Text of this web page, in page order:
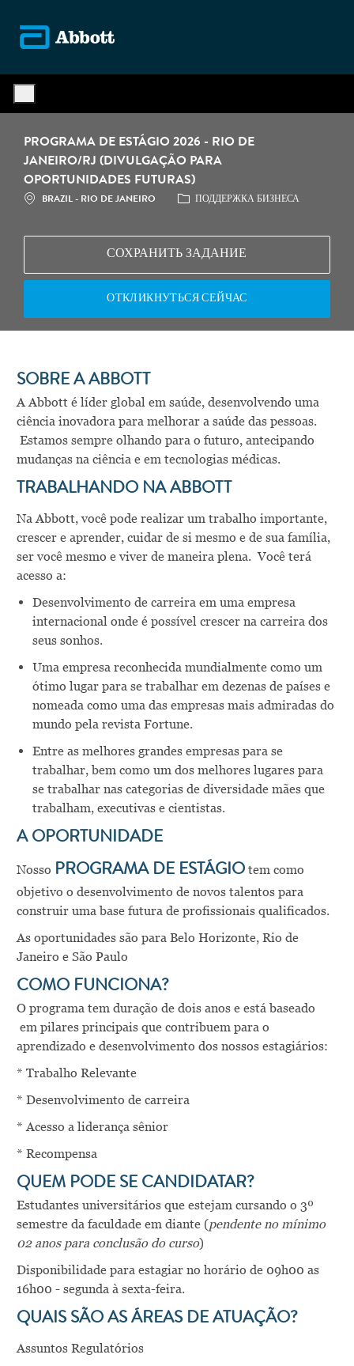
PROGRAMA DE ESTÁGIO 2026 - RIO DE
JANEIRO/RJ (DIVULGAÇÃO PARA
OPORTUNIDADES FUTURAS)
МЕСТОПОЛОЖЕНИЕ
BRAZIL - RIO DE JANEIRO КАТЕГОРИЯ
ПОДДЕРЖКА БИЗНЕСА
СОХРАНИТЬ ЗАДАНИЕ
ОТКЛИКНУТЬСЯ СЕЙЧАС
SOBRE A ABBOTT
A Abbott é líder global em saúde, desenvolvendo uma
ciência inovadora para melhorar a saúde das pessoas.
Estamos sempre olhando para o futuro, antecipando
mudanças na ciência e em tecnologias médicas.
TRABALHANDO NA ABBOTT
Na Abbott, você pode realizar um trabalho importante,
crescer e aprender, cuidar de si mesmo e de sua família,
ser você mesmo e viver de maneira plena. Você terá
acesso a:
Desenvolvimento de carreira em uma empresa
internacional onde é possível crescer na carreira dos
seus sonhos.
Uma empresa reconhecida mundialmente como um
ótimo lugar para se trabalhar em dezenas de países e
nomeada como uma das empresas mais admiradas do
mundo pela revista Fortune.
Entre as melhores grandes empresas para se
trabalhar, bem como um dos melhores lugares para
se trabalhar nas categorias de diversidade mães que
trabalham, executivas e cientistas.
A OPORTUNIDADE
Nosso PROGRAMA DE ESTÁGIOtem como
objetivo o desenvolvimento de novos talentos para
construir uma base futura de profissionais qualificados.
As oportunidades são para Belo Horizonte, Rio de
Janeiro e São Paulo
COMO FUNCIONA?
O programa tem duração de dois anos e está baseado
em pilares principais que contribuem para o
aprendizado e desenvolvimento dos nossos estagiários:
* Trabalho Relevante
* Desenvolvimento de carreira
* Acesso a liderança sênior
* Recompensa
QUEM PODE SE CANDIDATAR?
Estudantes universitários que estejam cursando o 3º
semestre da faculdade em diante (pendente no mínimo
02 anos para conclusão do curso)
Disponibilidade para estagiar no horário de 09h00 as
16h00 - segunda à sexta-feira.
QUAIS SÃO AS ÁREAS DE ATUAÇÃO?
Assuntos Regulatórios